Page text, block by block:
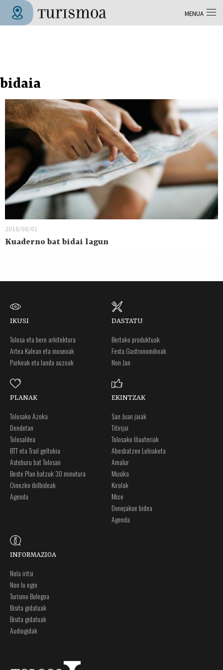
Skip to main content
bidaia
2018/08/01
Kuaderno bat bidai lagun
IKUSI
Tolosa eta bere arkitektura
Artea Kalean eta museoak
Parkeak eta landa auzoak
DASTATU
Bertako produktuak
Festa Gastronomikoak
Non Jan
PLANAK
Tolosako Azoka
Dendetan
Tolosaldea
BTT eta Trail geltokia
Asteburu bat Tolosan
Beste Plan batzuk 30 minutura
Oinezko ibilbideak
Agenda
EKINTZAK
San Juan jaiak
Titirijai
Tolosako Iñauteriak
Abesbatzen Lehiaketa
Amalur
Musika
Kirolak
Mice
Donejakue bidea
Agenda
INFORMAZIOA
Nola iritsi
Non lo egin
Turismo Bulegoa
Bisita gidatuak
Bisita gidatuak
Audiogidak
MENUA